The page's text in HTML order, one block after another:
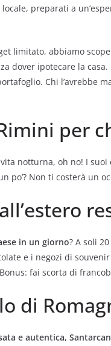
preparati a
limitato, abbiamo
dover ipotecare la
Chi l’avrebbe
per
notturna, oh no! I
po’? Non ti costerà un
in un giorno? A soli
e i negozi di
fai scorta di
di
e autentica,